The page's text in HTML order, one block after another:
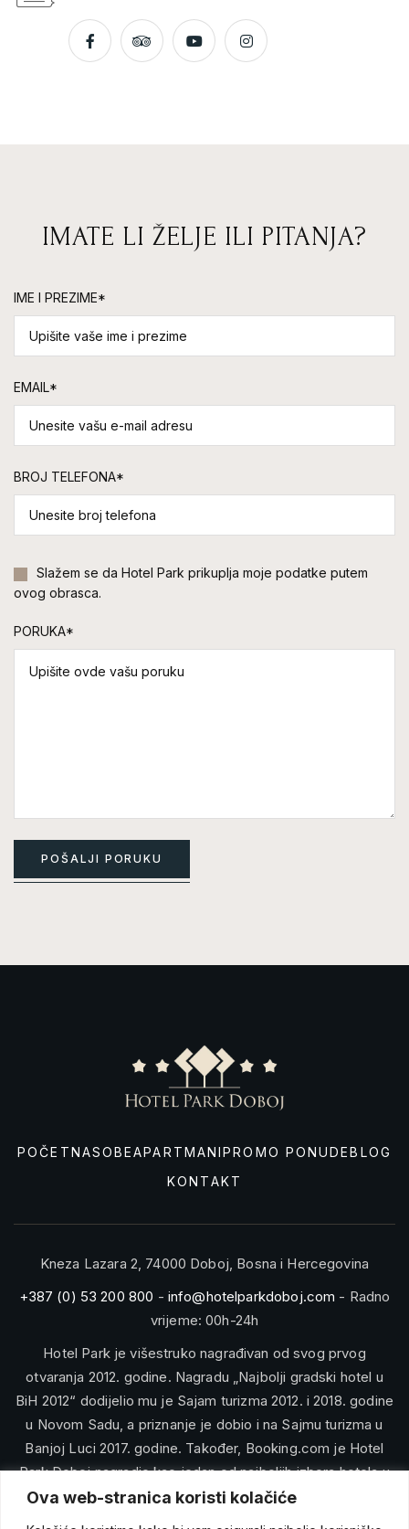
Ova web-stranica koristi kolačiće
IMATE LI ŽELJE ILI PITANJA?
IME I PREZIME*
EMAIL*
BROJ TELEFONA*
Slažem se da Hotel Park prikuplja moje podatke putem
ovog obrasca.
PORUKA*
POŠALJI PORUKU
POČETNASOBEAPARTMANIPROMO PONUDEBLOG
KONTAKT
Kneza Lazara 2, 74000 Doboj, Bosna i Hercegovina
+387 (0) 53 200 800 - info@hotelparkdoboj.com - Radno
vrijeme: 00h-24h
Hotel Park je višestruko nagrađivan od svog prvog
otvaranja 2012. godine. Nagradu „Najbolji gradski hotel u
BiH 2012“ dodijelio mu je Sajam turizma 2012. i 2018. godine
u Novom Sadu, a priznanje je dobio i na Sajmu turizma u
Banjoj Luci 2017. godine. Također, Booking.com je Hotel
Park Doboj nagradio kao jedan od najboljih izbora hotela u
Bosni i Hercegovini.